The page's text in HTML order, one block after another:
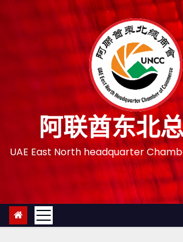
阿联酋东北
UAE East North headquarter